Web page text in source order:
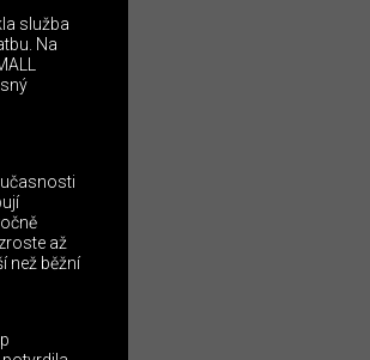
služba
Na
až
než běžní